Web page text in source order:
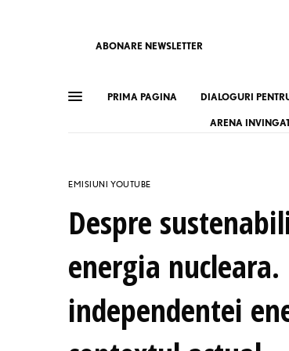
ABONARE NEWSLETTER
PRIMA PAGINA DIALOGURI
ARENA
EMISIUNI YOUTUBE
Despre
energia
independentei